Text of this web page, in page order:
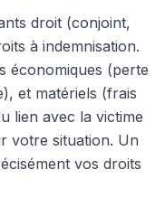
droit (conjoint,
à indemnisation.
économiques (perte
et matériels (frais
lien avec la victime
votre situation. Un
vos droits